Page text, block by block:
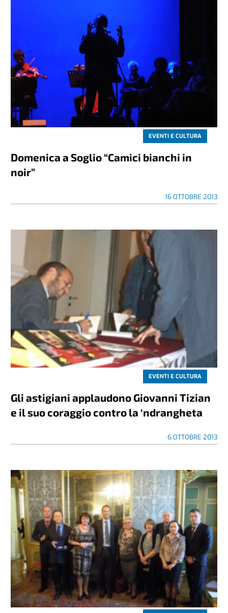
EVENTI E CULTURA
Domenica a Soglio “Camici bianchi in
noir”
16 OTTOBRE 2013
EVENTI E CULTURA
Gli astigiani applaudono Giovanni Tizian
e il suo coraggio contro la ‘ndrangheta
6 OTTOBRE 2013